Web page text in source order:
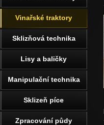
Vinařské traktory
Sklizňová technika
Lisy a baličky
Manipulační technika
Sklizeň píce
Zpracování půdy